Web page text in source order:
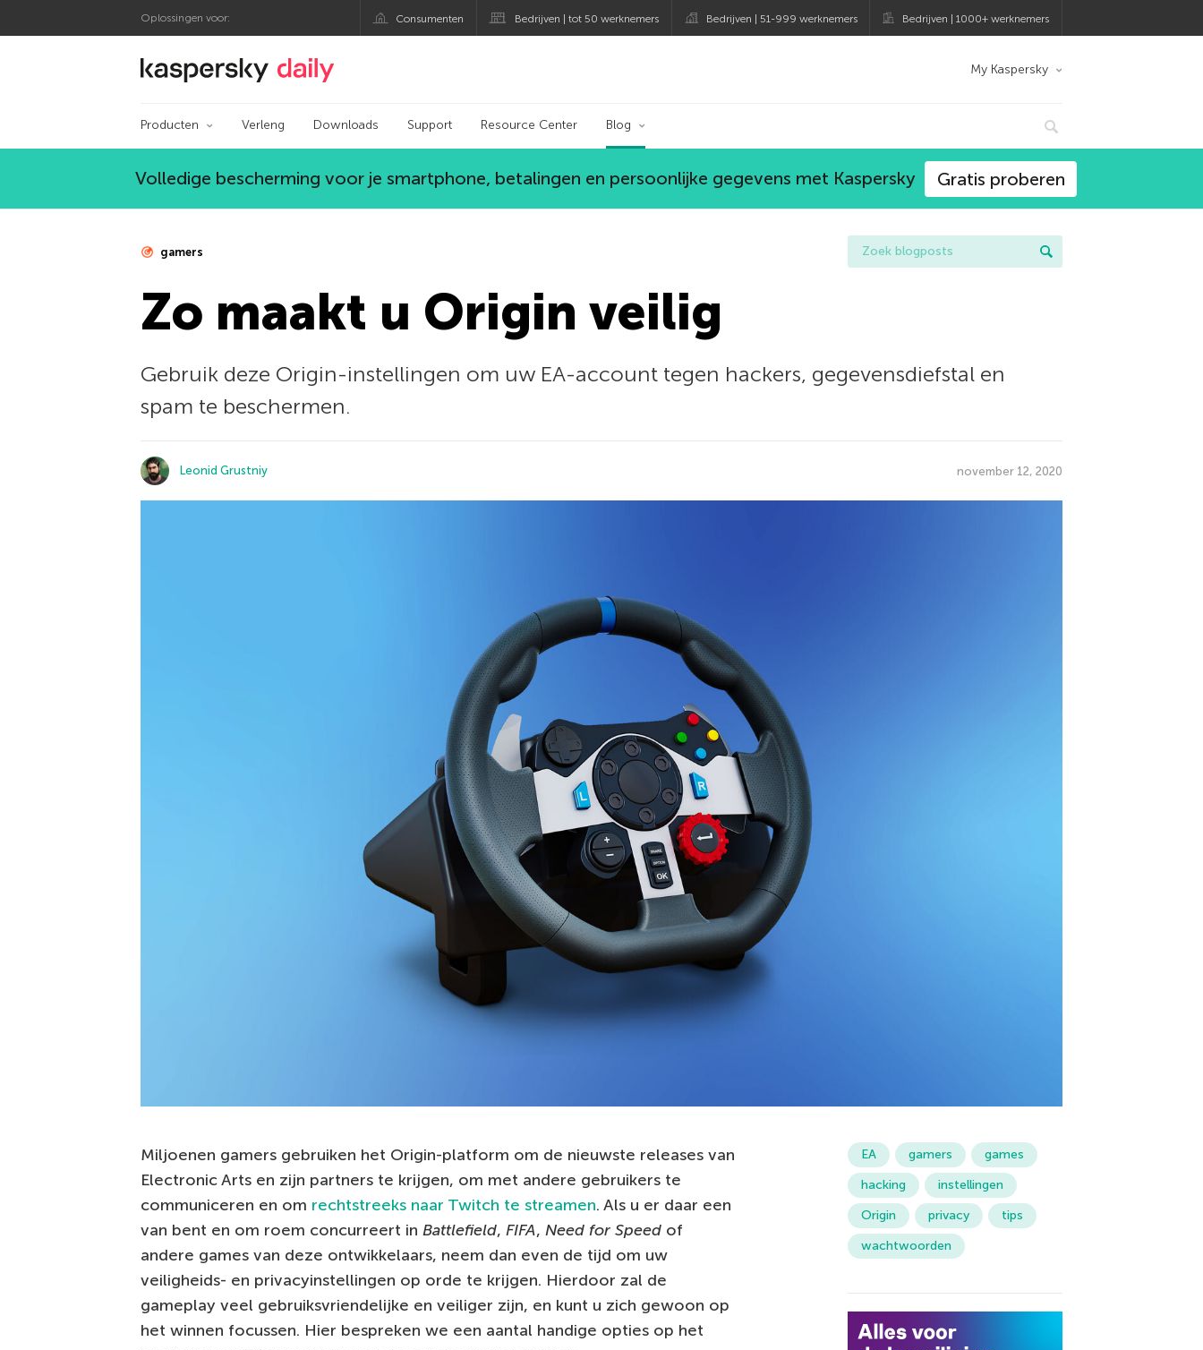
Oplossingen voor: Consumenten Bedrijven | tot 50 werknemers Bedrijven | 51-999 werknemers Bedrijven | 1000+ werknemers
Kaspersky official blog My Kaspersky
Producten Verleng Downloads Support Resource Center Blog
Volledige bescherming voor je smartphone, betalingen en persoonlijke gegevens met Kaspersky Gratis proberen
gamers
Zo maakt u Origin veilig
Gebruik deze Origin-instellingen om uw EA-account tegen hackers, gegevensdiefstal en
spam te beschermen.
Leonid Grustniy november 12, 2020
Miljoenen gamers gebruiken het Origin-platform om de nieuwste releases van
Electronic Arts en zijn partners te krijgen, om met andere gebruikers te
communiceren en om rechtstreeks naar Twitch te streamen. Als u er daar een
van bent en om roem concurreert in Battlefield, FIFA, Need for Speed of
andere games van deze ontwikkelaars, neem dan even de tijd om uw
veiligheids- en privacyinstellingen op orde te krijgen. Hierdoor zal de
gameplay veel gebruiksvriendelijke en veiliger zijn, en kunt u zich gewoon op
het winnen focussen. Hier bespreken we een aantal handige opties op het
EA gamers
games
hacking
instellingen
Origin
privacy
tips
wachtwoorden